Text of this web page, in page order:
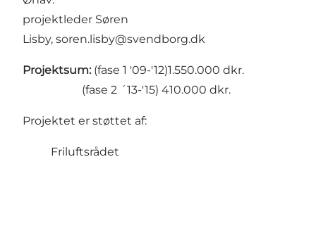
projektleder Søren
Lisby, soren.lisby@svendborg.dk
Projektsum: (fase 1 '09-'12)1.550.000 dkr.
(fase 2 ´13-'15) 410.000 dkr.
Projektet er støttet af:
Friluftsrådet